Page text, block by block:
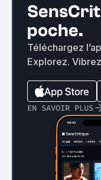
poche.
Téléchargez
Explorez.
EN SAVOIR PLUS